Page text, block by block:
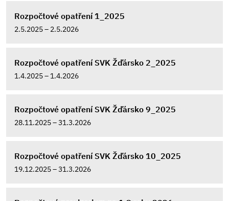
Rozpočtové opatření 1_2025
2.5.2025 – 2.5.2026
Rozpočtové opatření SVK Žďársko 2_2025
1.4.2025 – 1.4.2026
Rozpočtové opatření SVK Žďársko 9_2025
28.11.2025 – 31.3.2026
Rozpočtové opatření SVK Žďársko 10_2025
19.12.2025 – 31.3.2026